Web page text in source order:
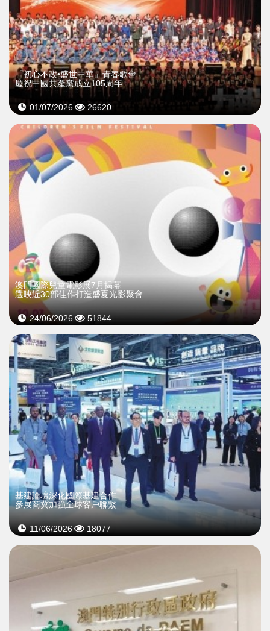
「初心不改•盛世中華」青春歌會
慶祝中國共產黨成立105周年
01/07/2026 26620
>
澳門國際兒童電影展7月揭幕
選映近30部佳作打造盛夏光影聚會
24/06/2026 51844
基建論壇深化國際基建合作
參展商冀加強全球客戶聯繫
11/06/2026 18077